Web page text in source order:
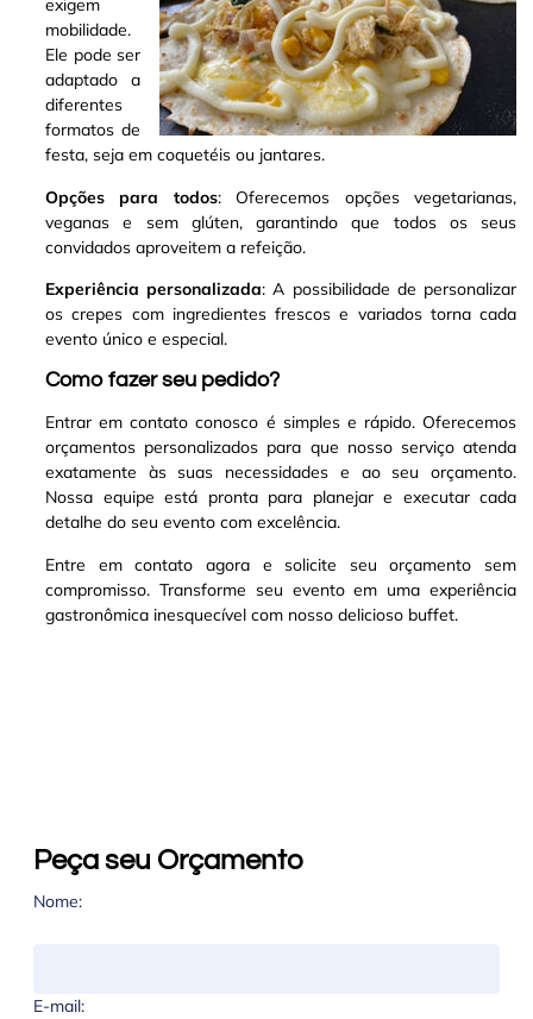
exigem
mobilidade.
Ele pode ser
adaptado a
diferentes
formatos de
festa, seja em coquetéis ou jantares.
Opções para todos: Oferecemos opções vegetarianas,
veganas e sem glúten, garantindo que todos os seus
convidados aproveitem a refeição.
Experiência personalizada: A possibilidade de personalizar
os crepes com ingredientes frescos e variados torna cada
evento único e especial.
Como fazer seu pedido?
Entrar em contato conosco é simples e rápido. Oferecemos
orçamentos personalizados para que nosso serviço atenda
exatamente às suas necessidades e ao seu orçamento.
Nossa equipe está pronta para planejar e executar cada
detalhe do seu evento com excelência.
Entre em contato agora e solicite seu orçamento sem
compromisso. Transforme seu evento em uma experiência
gastronômica inesquecível com nosso delicioso buffet.
Peça seu Orçamento
Nome:
E-mail: